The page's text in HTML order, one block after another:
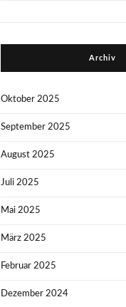
Archiv
Oktober 2025
September 2025
August 2025
Juli 2025
Mai 2025
März 2025
Februar 2025
Dezember 2024